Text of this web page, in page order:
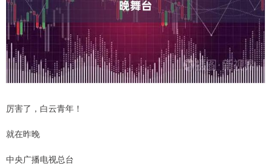
厉害了，白云青年！
就在昨晚
中央广播电视总台